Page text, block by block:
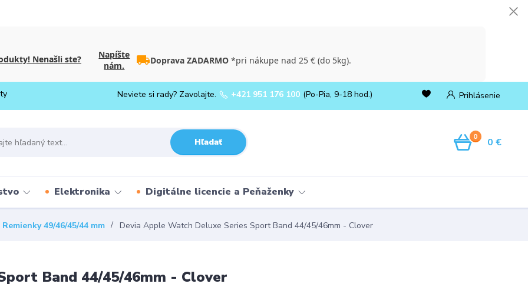
Nenašli ste?
Napíšte
nám.
Doprava ZADARMO*pri nákupe nad 25 € (do 5kg).
Prihlásenie
Hľadať
Neviete si rady? Zavolajte. +421 951 176 100 (Po-Pia, 9-18 hod.)
0 0 €
Elektronika Digitálne licencie a Peňaženky
Remienky 49/46/45/44 mm Devia Apple Watch Deluxe Series Sport Band 44/45/46mm - Clover
Band 44/45/46mm - Clover